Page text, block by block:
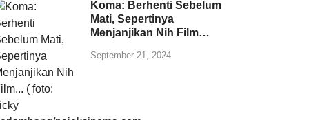
Koma: Berhenti Sebelum
Mati, Sepertinya
Menjanjikan Nih Film…
September 21, 2024